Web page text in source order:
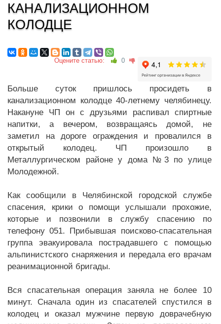
КАНАЛИЗАЦИОННОМ
КОЛОДЦЕ
Оцените статью: 0
Больше суток пришлось просидеть в
канализационном колодце 40-летнему челябинецу.
Накануне ЧП он с друзьями распивал спиртные
напитки, а вечером, возвращаясь домой, не
заметил на дороге ограждения и провалился в
открытый колодец. ЧП произошло в
Металлургическом районе у дома №3 по улице
Молодежной.
Как сообщили в Челябинской городской службе
спасения, крики о помощи услышали прохожие,
которые и позвонили в службу спасению по
телефону 051. Прибывшая поисково-спасательная
группа эвакуировала пострадавшего с помощью
альпинистского снаряжения и передала его врачам
реанимационной бригады.
Вся спасательная операция заняла не более 10
минут. Сначала один из спасателей спустился в
колодец и оказал мужчине первую доврачебную